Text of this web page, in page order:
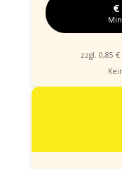
€
zzgl. 0,85